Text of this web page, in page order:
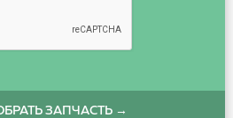
ЗАПЧАСТЬ →